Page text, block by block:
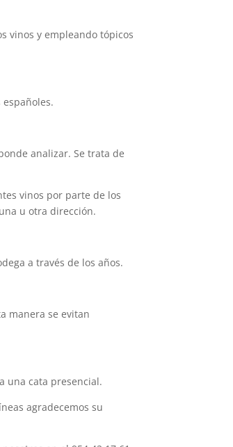
vinos y empleando tópicos
analizar. Se trata de
vinos por parte de los
u otra dirección.
a través de los años.
manera se evitan
una cata presencial.
agradecemos su